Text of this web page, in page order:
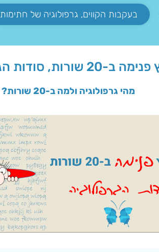
בעקבות הקווים, גרפולוגיה של חתימות
שורות, סודות הגרפולוגיה
מהי גרפולוגיה ולמה ב-20 שורות?